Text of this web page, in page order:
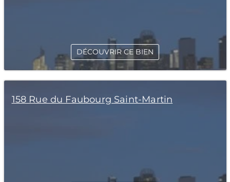
DÉCOUVRIR CE BIEN
158 Rue du Faubourg Saint-Martin